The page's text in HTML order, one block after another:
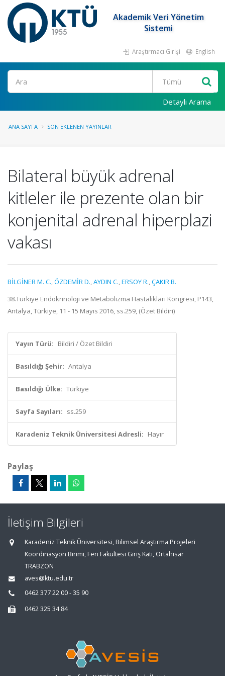
Akademik Veri Yönetim
Sistemi
Araştırmacı Girişi English
Ara
Detaylı Arama
ANA SAYFA SON EKLENEN YAYINLAR
Bilateral büyük adrenal
kitleler ile prezente olan bir
konjenital adrenal hiperplazi
vakası
BİLGİNER M. C.,ÖZDEMİR D.,AYDIN C.,ERSOY R.,ÇAKIR B.
38.Türkiye Endokrinoloji ve Metabolizma Hastalıkları Kongresi, P143,
Antalya, Türkiye, 11 - 15 Mayıs 2016, ss.259, (Özet Bildiri)
Yayın Türü: Bildiri / Özet Bildiri
Basıldığı Şehir: Antalya
Basıldığı Ülke: Türkiye
Sayfa Sayıları: ss.259
Karadeniz Teknik Üniversitesi Adresli: Hayır
Paylaş
İletişim Bilgileri
Karadeniz Teknik Üniversitesi, Bilimsel Araştırma Projeleri
Koordinasyon Birimi, Fen Fakültesi Giriş Katı, Ortahisar
TRABZON
aves@ktu.edu.tr
0462 377 22 00 - 35 90
0462 325 34 84